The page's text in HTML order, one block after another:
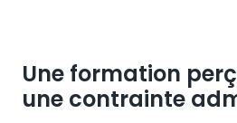
Une formation
une contrainte